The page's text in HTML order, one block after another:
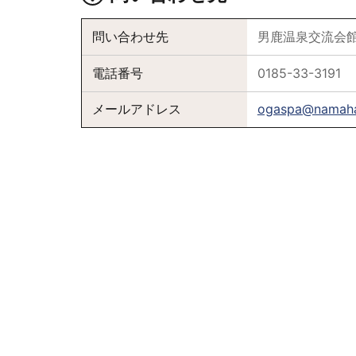
問い合わせ先 男鹿温泉交流会
電話番号 0185-33-3191
メールアドレス